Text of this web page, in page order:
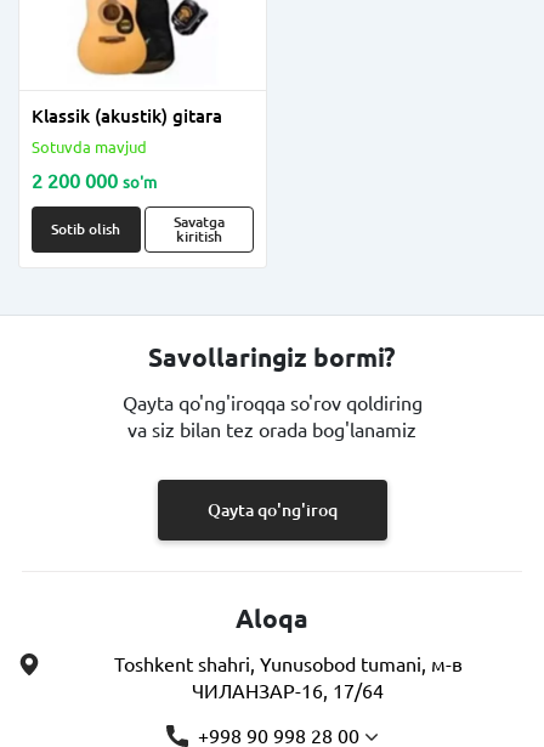
Klassik (akustik) gitara
Sotuvda mavjud
2 200 000 so'm
Sotib olish
Savatga
kiritish
Savollaringiz bormi?
Qayta qo'ng'iroqqa so'rov qoldiring
va siz bilan tez orada bog'lanamiz
Qayta qo'ng'iroq
Aloqa
Toshkent shahri, Yunusobod tumani, м-в
ЧИЛАНЗАР-16, 17/64
+998 90 998 28 00